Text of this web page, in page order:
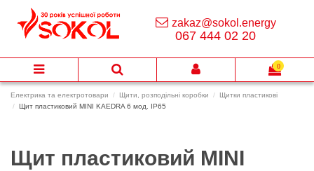
Електрика та електротовари Щити, розподільні коробки
Щитки пластикові
Щит пластиковий MINI KAEDRA 6 мод. IP65
Щит пластиковий MINI
zakaz@sokol.energy
067 444 02 20
0